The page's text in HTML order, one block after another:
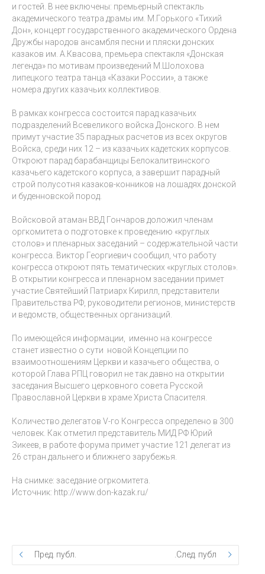
и гостей. В нее включены: премьерный спектакль
академического театра драмы им. М.Горького «Тихий
Дон», концерт государственного академического Ордена
Дружбы народов ансамбля песни и пляски донских
казаков им. А.Квасова, премьера спектакля «Донская
легенда» по мотивам произведений М.Шолохова
липецкого театра танца «Казаки России», а также
номера других казачьих коллективов.
В рамках конгресса состоится парад казачьих
подразделений Всевеликого войска Донского. В нем
примут участие 35 парадных расчетов из всех округов
Войска, среди них 12 – из казачьих кадетских корпусов.
Откроют парад барабанщицы Белокалитвинского
казачьего кадетского корпуса, а завершит парадный
строй полусотня казаков-конников на лошадях донской
и буденновской пород.
Войсковой атаман ВВД Гончаров доложил членам
оргкомитета о подготовке к проведению «круглых
столов» и пленарных заседаний – содержательной части
конгресса. Виктор Георгиевич сообщил, что работу
конгресса откроют пять тематических «круглых столов».
В открытии конгресса и пленарном заседании примет
участие Святейший Патриарх Кирилл, представители
Правительства РФ, руководители регионов, министерств
и ведомств, общественных организаций.
По имеющейся информации, именно на конгрессе
станет известно о сути новой Концепции по
взаимоотношениям Церкви и казачьего общества, о
которой Глава РПЦ говорил не так давно на открытии
заседания Высшего церковного совета Русской
Православной Церкви в храме Христа Спасителя.
Количество делегатов V-го Конгресса определено в 300
человек. Как отметил представитель МИД РФ Юрий
Зикеев, в работе форума примет участие 121 делегат из
26 стран дальнего и ближнего зарубежья.
На снимке: заседание огркомитета.
Источник: http://www.don-kazak.ru/
Пред. публ. След. публ.